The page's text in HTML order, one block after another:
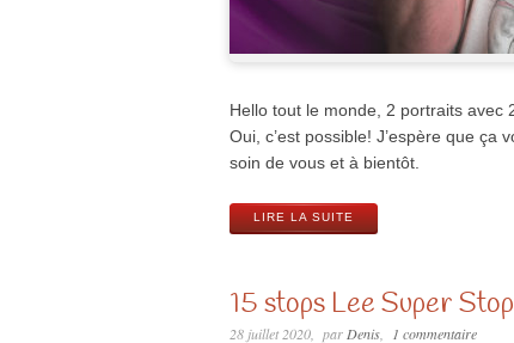
Hello tout le monde, 2 portraits avec
Oui, c’est possible! J’espère que
soin de vous et à bientôt.
LIRE LA SUITE
15 stops Lee Super
28 juillet 2020 parDenis 1 commentaire